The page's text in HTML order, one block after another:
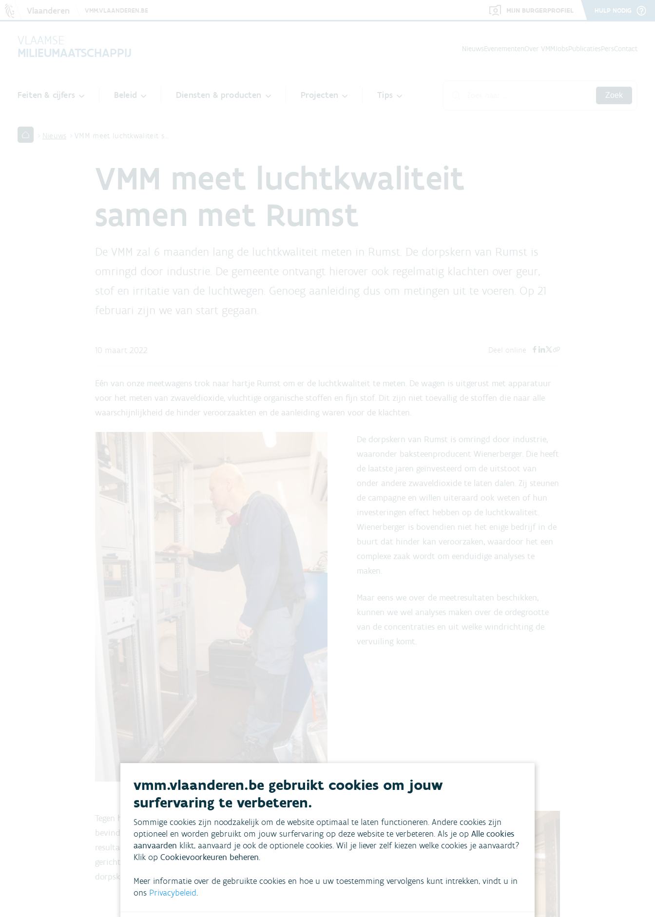
Vlaanderen VMM.VLAANDEREN.BE MIJN BURGERPROFIEL HULP NODIG
VLAAMSE
MILIEUMAATSCHAPPIJ
NieuwsEvenementenOver VMMJobsPublicatiesPersContact
Feiten & cijfers Beleid Diensten & producten Projecten Tips Zoek
Nieuws VMM meet luchtkwaliteit s…
VMM meet luchtkwaliteit
samen met Rumst
De VMM zal 6 maanden lang de luchtkwaliteit meten in Rumst. De dorpskern van Rumst is
omringd door industrie. De gemeente ontvangt hierover ook regelmatig klachten over geur,
stof en irritatie van de luchtwegen. Genoeg aanleiding dus om metingen uit te voeren. Op 21
februari zijn we van start gegaan.
10 maart 2022 Deel online
Eén van onze meetwagens trok naar hartje Rumst om er de luchtkwaliteit te meten. De wagen is uitgerust met apparatuur
voor het meten van zwaveldioxide, vluchtige organische stoffen en fijn stof. Dit zijn niet toevallig de stoffen die naar alle
waarschijnlijkheid de hinder veroorzaakten en de aanleiding waren voor de klachten.
De dorpskern van Rumst is omringd door industrie,
waaronder baksteenproducent Wienerberger. Die heeft
de laatste jaren geïnvesteerd om de uitstoot van
onder andere zwaveldioxide te laten dalen. Zij steunen
de campagne en willen uiteraard ook weten of hun
investeringen effect hebben op de luchtkwaliteit.
Wienerberger is bovendien niet het enige bedrijf in de
buurt dat hinder kan veroorzaken, waardoor het een
complexe zaak wordt om eenduidige analyses te
maken.
Maar eens we over de meetresultaten beschikken,
kunnen we wel analyses maken over de ordegrootte
van de concentraties en uit welke windrichting de
vervuiling komt.
Tegen het einde van het jaar rapporteert de VMM haar
bevindingen aan de gemeente. Afhankelijk van het
resultaat kan de gemeente, met steun van de VMM,
gericht actie ondernemen om de luchtkwaliteit in de
dorpskern te verbeteren.
vmm.vlaanderen.be gebruikt cookies om jouw
surfervaring te verbeteren.
Sommige cookies zijn noodzakelijk om de website optimaal te laten functioneren. Andere cookies zijn
optioneel en worden gebruikt om jouw surfervaring op deze website te verbeteren. Als je op Alle cookies
aanvaarden klikt, aanvaard je ook de optionele cookies. Wil je liever zelf kiezen welke cookies je aanvaardt?
Klik op Cookievoorkeuren beheren.
Meer informatie over de gebruikte cookies en hoe u uw toestemming vervolgens kunt intrekken, vindt u in
ons Privacybeleid.